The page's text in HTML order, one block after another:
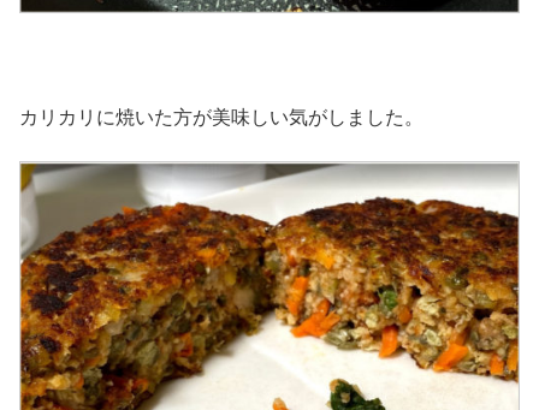
カリカリに焼いた方が美味しい気がしました。